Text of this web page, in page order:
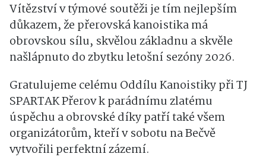
Vítězství v týmové soutěži je tím nejlepším
důkazem, že přerovská kanoistika má
obrovskou sílu, skvělou základnu a skvěle
našlápnuto do zbytku letošní sezóny 2026.
Gratulujeme celému Oddílu Kanoistiky při TJ
SPARTAK Přerov k parádnímu zlatému
úspěchu a obrovské díky patří také všem
organizátorům, kteří v sobotu na Bečvě
vytvořili perfektní zázemí.